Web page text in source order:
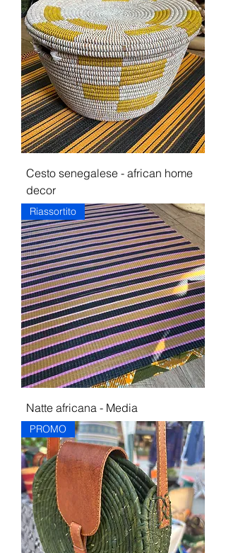
Cesto senegalese - african home
decor
Riassortito
Natte africana - Media
PROMO